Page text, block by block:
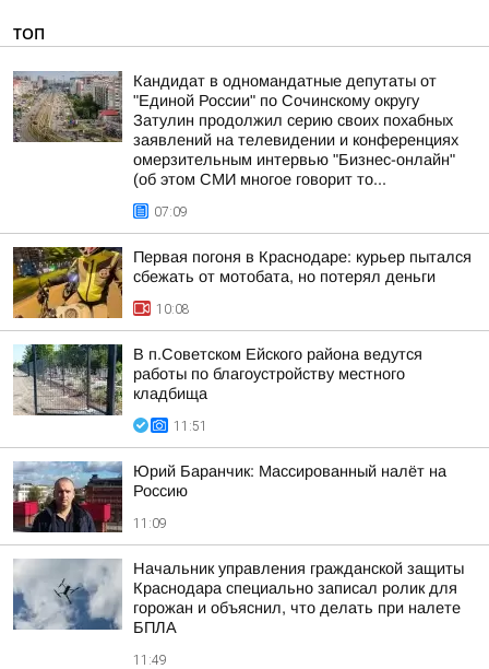
ТОП
Кандидат в одномандатные депутаты от
"Единой России" по Сочинскому округу
Затулин продолжил серию своих похабных
заявлений на телевидении и конференциях
омерзительным интервью "Бизнес-онлайн"
(об этом СМИ многое говорит то...
07:09
Первая погоня в Краснодаре: курьер пытался
сбежать от мотобата, но потерял деньги
10:08
В п.Советском Ейского района ведутся
работы по благоустройству местного
кладбища
11:51
Юрий Баранчик: Массированный налёт на
Россию
11:09
Начальник управления гражданской защиты
Краснодара специально записал ролик для
горожан и объяснил, что делать при налете
БПЛА
11:49